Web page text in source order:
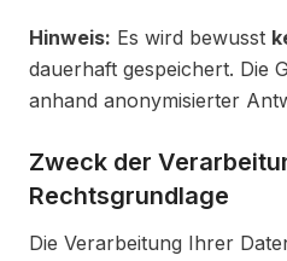
Hinweis: Es wird bewusst
dauerhaft gespeichert. Die
anhand anonymisierter
Zweck der
Rechtsgrundlage
Die Verarbeitung Ihrer